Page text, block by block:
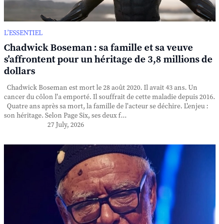
L’ESSENTIEL
Chadwick Boseman : sa famille et sa veuve
s'affrontent pour un héritage de 3,8 millions de
dollars
Chadwick Boseman est mort le 28 août 2020. Il avait 43 ans. Un
cancer du côlon l'a emporté. Il souffrait de cette maladie depuis 2016.
Quatre ans après sa mort, la famille de l'acteur se déchire. L'enjeu :
son héritage. Selon Page Six, ses deux f...
27 July, 2026